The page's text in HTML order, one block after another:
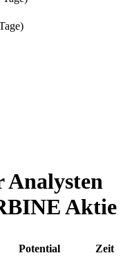
Analysten
Aktie
Potential Zeit